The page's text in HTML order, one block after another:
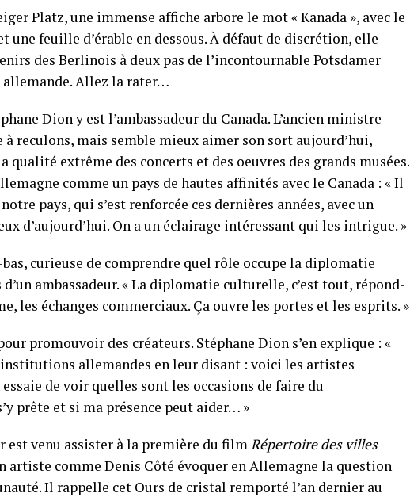
Platz, une immense affiche arbore le mot « Kanada », avec le
une feuille d’érable en dessous. À défaut de discrétion, elle
des Berlinois à deux pas de l’incontournable Potsdamer
Allez la rater…
Dion y est l’ambassadeur du Canada. L’ancien ministre
reculons, mais semble mieux aimer son sort aujourd’hui,
qualité extrême des concerts et des oeuvres des grands musées.
comme un pays de hautes affinités avec le Canada : « Il
pays, qui s’est renforcée ces dernières années, avec un
d’aujourd’hui. On a un éclairage intéressant qui les intrigue. »
curieuse de comprendre quel rôle occupe la diplomatie
ambassadeur. « La diplomatie culturelle, c’est tout, répond-
les échanges commerciaux. Ça ouvre les portes et les esprits. »
promouvoir des créateurs. Stéphane Dion s’en explique : «
allemandes en leur disant : voici les artistes
de voir quelles sont les occasions de faire du
prête et si ma présence peut aider… »
est venu assister à la première du filmRépertoire des villes
artiste comme Denis Côté évoquer en Allemagne la question
Il rappelle cet Ours de cristal remporté l’an dernier au